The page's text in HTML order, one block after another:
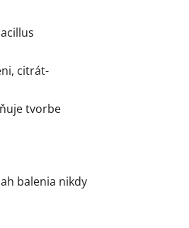
citrát-
tvorbe
balenia nikdy